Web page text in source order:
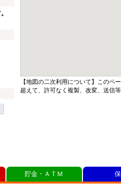
【地図の二次利用について】このペ
超えて、許可なく複製、改変、送信
貯金・ＡＴＭ